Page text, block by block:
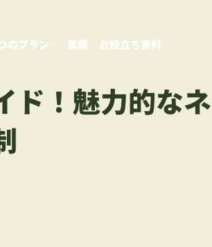
のプラン 実績 お役立ち資料
ド！魅力的なネ